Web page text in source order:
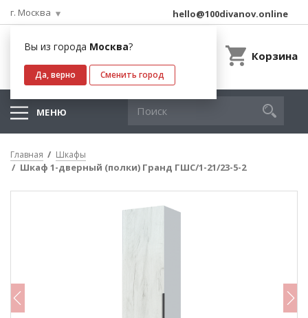
г. Москва
Вы из города Москва?
Да, верно Сменить город
hello@100divanov.online
Корзина
МЕНЮ
Главная Шкафы
Шкаф 1-дверный (полки) Гранд ГШС/1-21/23-5-2